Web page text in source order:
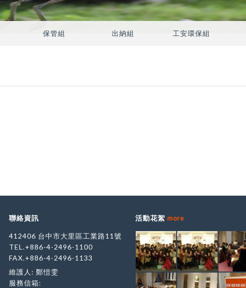
保管組 出納組 工安環保組
聯絡資訊
412406 台中市大里區工業路11號
TEL.+886-4-2496-1100
FAX.+886-4-2496-1133
維護人: 鄭愷雯
服務信箱:
活動花絮 more